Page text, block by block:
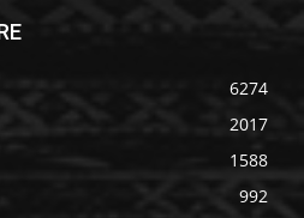
6274
2017
1588
992